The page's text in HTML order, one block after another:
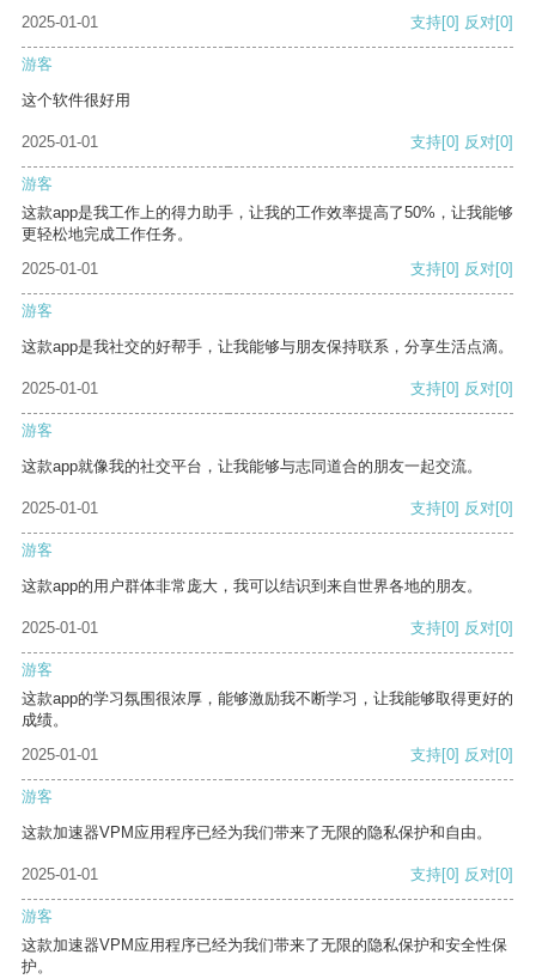
2025-01-01 支持[0] 反对[0]
游客
这个软件很好用
2025-01-01 支持[0] 反对[0]
游客
这款app是我工作上的得力助手，让我的工作效率提高了50%，让我能够
更轻松地完成工作任务。
2025-01-01
支持[0] 反对[0]
游客
这款app是我社交的好帮手，让我能够与朋友保持联系，分享生活点滴。
2025-01-01 支持[0] 反对[0]
游客
这款app就像我的社交平台，让我能够与志同道合的朋友一起交流。
2025-01-01 支持[0] 反对[0]
游客
这款app的用户群体非常庞大，我可以结识到来自世界各地的朋友。
2025-01-01 支持[0] 反对[0]
游客
这款app的学习氛围很浓厚，能够激励我不断学习，让我能够取得更好的
成绩。
2025-01-01
支持[0] 反对[0]
游客
这款加速器VPM应用程序已经为我们带来了无限的隐私保护和自由。
2025-01-01 支持[0] 反对[0]
游客
这款加速器VPM应用程序已经为我们带来了无限的隐私保护和安全性保
护。